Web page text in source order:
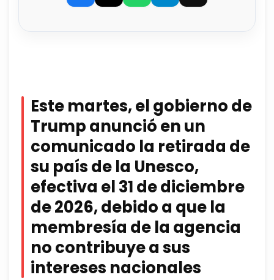
Este martes, el gobierno de
Trump anunció en un
comunicado la retirada de
su país de la Unesco,
efectiva el 31 de diciembre
de 2026, debido a que la
membresía de la agencia
no contribuye a sus
intereses nacionales